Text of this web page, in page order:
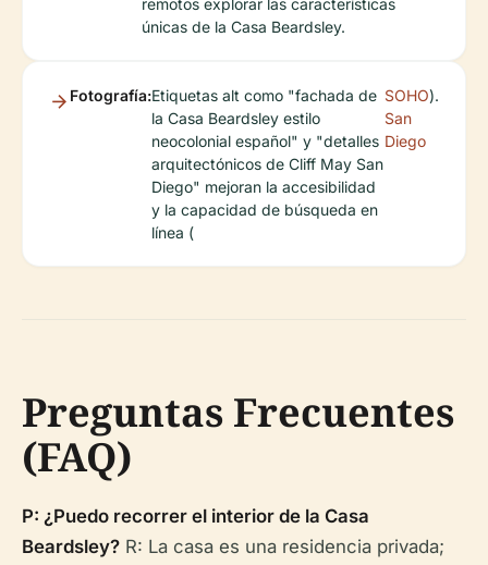
remotos explorar las características
únicas de la Casa Beardsley.
Fotografía:Etiquetas alt como "fachada de
la Casa Beardsley estilo
neocolonial español" y "detalles
arquitectónicos de Cliff May San
Diego" mejoran la accesibilidad
y la capacidad de búsqueda en
línea (
SOHO
San
Diego
).
Preguntas Frecuentes
(FAQ)
P: ¿Puedo recorrer el interior de la Casa
Beardsley? R: La casa es una residencia privada;